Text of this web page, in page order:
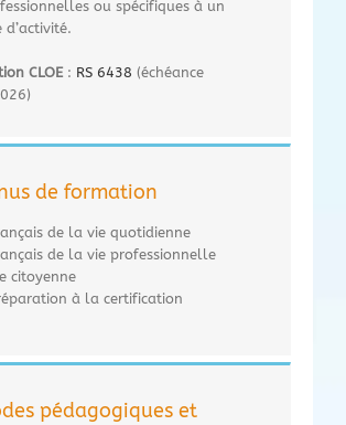
ou spécifiques à un
CLOE : RS 6438 (échéance
de formation
de la vie quotidienne
de la vie professionnelle
citoyenne
à la certification
pédagogiques et